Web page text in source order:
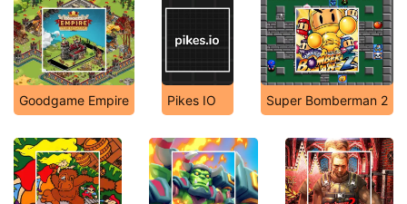
Goodgame Empire Pikes IO Super Bomberman 2